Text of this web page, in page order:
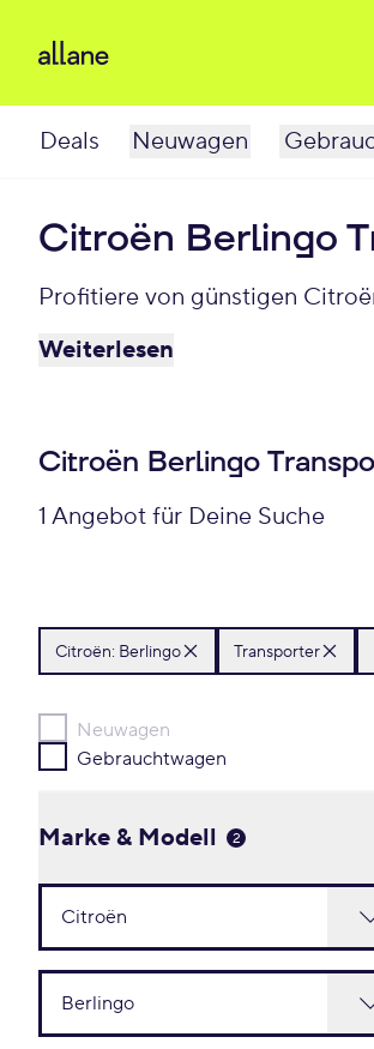
Deals Neuwagen
Citroën Berlingo
Profitiere von günstigen
Weiterlesen
Citroën Berlingo
1 Angebot für Deine Suche
Citroën: Berlingo Transporter
Neuwagen
Gebrauchtwagen
Marke & Modell 2